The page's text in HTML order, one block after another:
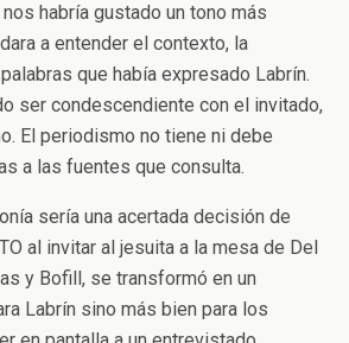
habría gustado un tono más
a entender el contexto, la
que había expresado Labrín.
ser condescendiente con el invitado,
El periodismo no tiene ni debe
a las fuentes que consulta.
sería una acertada decisión de
al invitar al jesuita a la mesa de Del
y Bofill, se transformó en un
Labrín sino más bien para los